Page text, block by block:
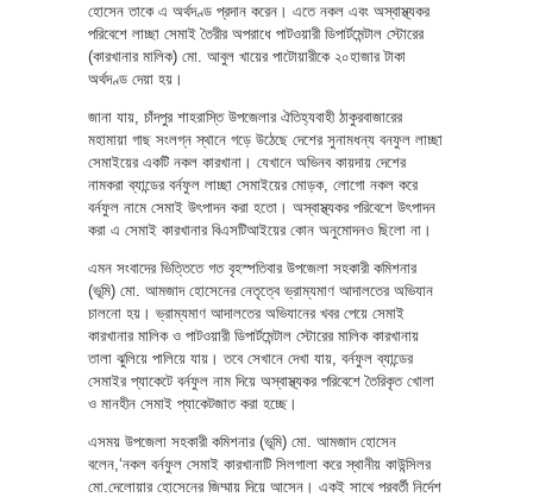
হোসেন তাকে এ অর্থদণ্ড প্রদান করেন। এতে নকল এবং অস্বাস্থ্যকর
পরিবেশে লাচ্ছা সেমাই তৈরীর অপরাধে পাটওয়ারী ডিপার্টমেন্টাল স্টোরের
(কারখানার মালিক) মো. আবুল খায়ের পাটোয়ারীকে ২০হাজার টাকা
অর্থদণ্ড দেয়া হয়।
জানা যায়, চাঁদপুর শাহরাস্তি উপজেলার ঐতিহ্যবাহী ঠাকুরবাজারের
মহামায়া গাছ সংলগ্ন স্থানে গড়ে উঠেছে দেশের সুনামধন্য বনফুল লাচ্ছা
সেমাইয়ের একটি নকল কারখানা। যেখানে অভিনব কায়দায় দেশের
নামকরা ব্যান্ডের বর্নফুল লাচ্ছা সেমাইয়ের মোড়ক, লোগো নকল করে
বর্নফুল নামে সেমাই উৎপাদন করা হতো। অস্বাস্থ্যকর পরিবেশে উৎপাদন
করা এ সেমাই কারখানার বিএসটিআইয়ের কোন অনুমোদনও ছিলো না।
এমন সংবাদের ভিত্তিতে গত বৃহস্পতিবার উপজেলা সহকারী কমিশনার
(ভূমি) মো. আমজাদ হোসেনের নেতৃত্বে ভ্রাম্যমাণ আদালতের অভিযান
চালনো হয়। ভ্রাম্যমাণ আদালতের অভিযানের খবর পেয়ে সেমাই
কারখানার মালিক ও পাটওয়ারী ডিপার্টমেন্টাল স্টোরের মালিক কারখানায়
তালা ঝুলিয়ে পালিয়ে যায়। তবে সেখানে দেখা যায়, বর্নফুল ব্যান্ডের
সেমাইর প্যাকেটে বর্নফুল নাম দিয়ে অস্বাস্থ্যকর পরিবেশে তৈরিকৃত খোলা
ও মানহীন সেমাই প্যাকেটজাত করা হচ্ছে।
এসময় উপজেলা সহকারী কমিশনার (ভূমি) মো. আমজাদ হোসেন
বলেন,‘নকল বর্নফুল সেমাই কারখানাটি সিলগালা করে স্থানীয় কাউন্সিলর
মো.দেলোয়ার হোসেনের জিম্মায় দিয়ে আসেন। একই সাথে পরবর্তী নির্দেশ